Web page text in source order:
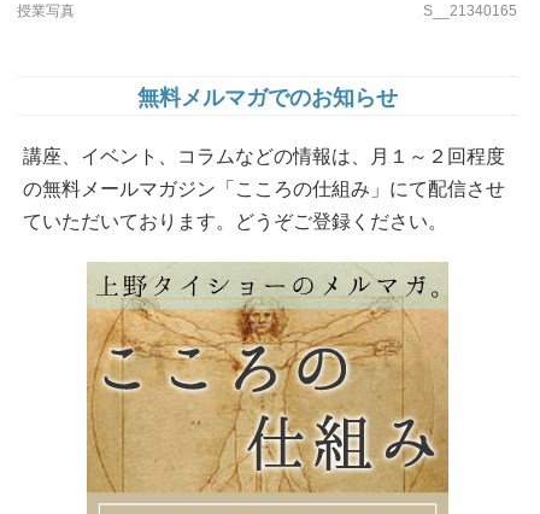
授業写真 S__21340165
無料メルマガでのお知らせ
講座、イベント、コラムなどの情報は、月１～２回程度
の無料メールマガジン「こころの仕組み」にて配信させ
ていただいております。どうぞご登録ください。